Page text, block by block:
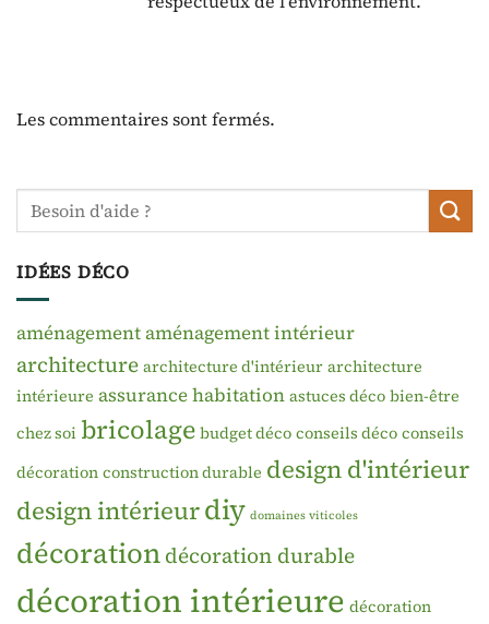
Les commentaires sont fermés.
IDÉES DÉCO
aménagementaménagement intérieur
architecture architecture d'intérieur architecture
intérieure assurance habitation astuces déco bien-être
chez soi bricolage budget déco conseils déco conseils
décoration construction durable design d'intérieur
design intérieurdiy domaines viticoles
décorationdécoration durable
décoration intérieure décoration